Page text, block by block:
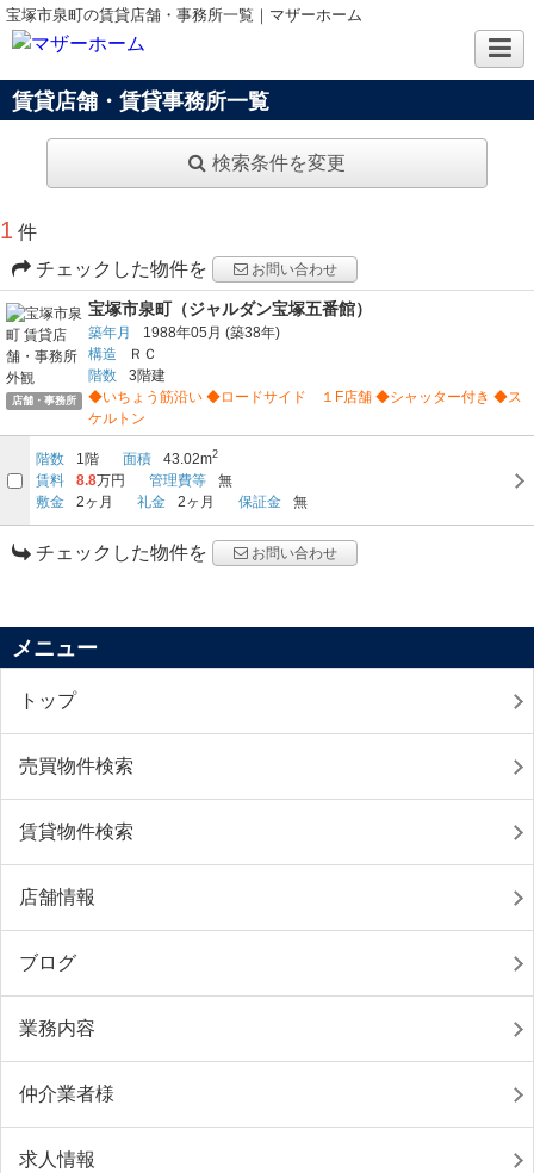
宝塚市泉町の賃貸店舗・事務所一覧｜マザーホーム
賃貸店舗・賃貸事務所一覧
検索条件を変更
1 件
チェックした物件を
お問い合わせ
店舗・事務所
宝塚市泉町（ジャルダン宝塚五番館）
築年月 1988年05月 (築38年)
構造
ＲＣ
階数
3階建
◆いちょう筋沿い ◆ロードサイド １F店舗 ◆シャッター付き ◆ス
ケルトン
階数 1階 面積 43.02m2
賃料 8.8万円 管理費等
無
敷金
2ヶ月 礼金 2ヶ月 保証金 無
チェックした物件を お問い合わせ
メニュー
トップ
売買物件検索
賃貸物件検索
店舗情報
ブログ
業務内容
仲介業者様
求人情報